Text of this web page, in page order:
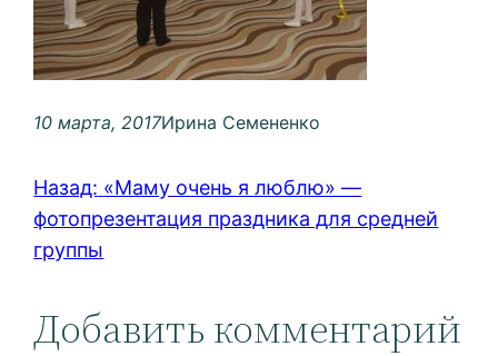
10 марта, 2017Ирина Семененко
Назад: «Маму очень я люблю» —
фотопрезентация праздника для средней
группы
Добавить комментарий